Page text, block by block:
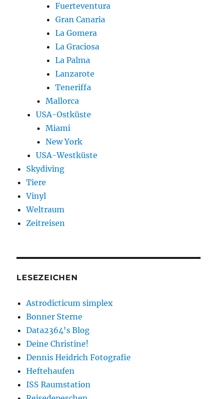
Fuerteventura
Gran Canaria
La Gomera
La Graciosa
La Palma
Lanzarote
Teneriffa
Mallorca
USA-Ostküste
Miami
New York
USA-Westküste
Skydiving
Tiere
Vinyl
Weltraum
Zeitreisen
LESEZEICHEN
Astrodicticum simplex
Bonner Sterne
Data2364's Blog
Deine Christine!
Dennis Heidrich Fotografie
Heftehaufen
ISS Raumstation